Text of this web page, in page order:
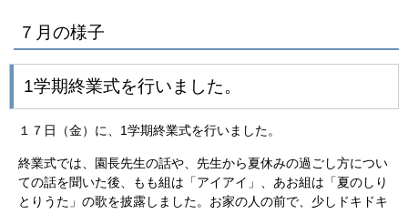
７月の様子
1学期終業式を行いました。
１７日（金）に、1学期終業式を行いました。
終業式では、園長先生の話や、先生から夏休みの過ごし方につい
ての話を聞いた後、もも組は「アイアイ」、あお組は「夏のしり
とりうた」の歌を披露しました。お家の人の前で、少しドキドキ